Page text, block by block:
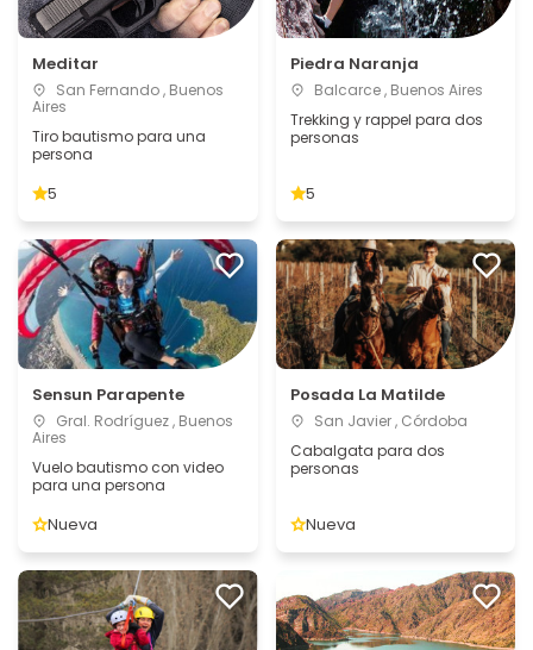
Meditar
San Fernando , Buenos
Aires
Tiro bautismo para una
persona
5
Piedra Naranja
Balcarce , Buenos Aires
Trekking y rappel para dos
personas
5
Sensun Parapente
Gral. Rodríguez , Buenos
Aires
Vuelo bautismo con video
para una persona
Nueva
Posada La Matilde
San Javier , Córdoba
Cabalgata para dos
personas
Nueva